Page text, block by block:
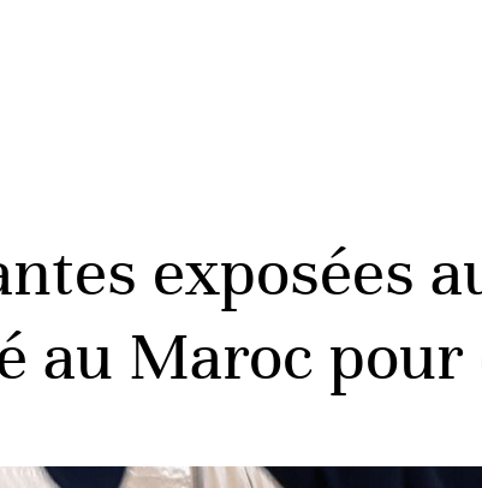
exposées
au Maroc